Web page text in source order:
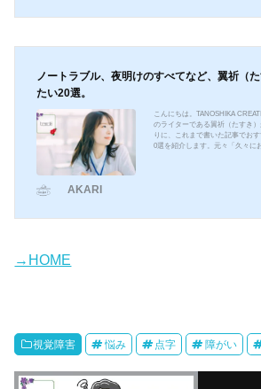
糖尿病になったというのを検索
ノートラブル、夜明けのすべてなど、翼祈（
たい20選。
こんにちは。TANOSHIKA
のライターである翼祈（たすき
りに、これまで書いた記事でお
0選を紹介します。元々「久々に
見当日に色んな記事を読み返し
AKARI
→HOME
視覚障害 悩み 点字 障がい